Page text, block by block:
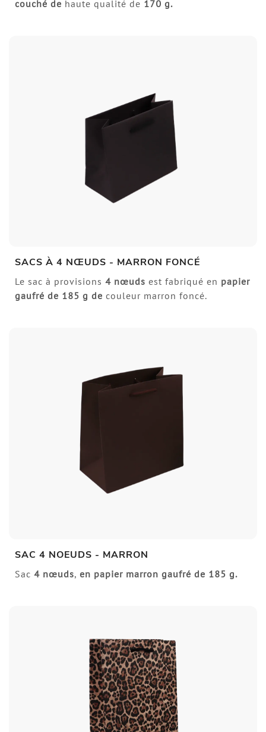
couché de haute qualité de 170 g.
SACS À 4 NŒUDS - MARRON FONCÉ
Le sac à provisions 4 nœuds est fabriqué en papier
gaufré de 185 g de couleur marron foncé.
SAC 4 NOEUDS - MARRON
Sac 4 nœuds, en papier marron gaufré de 185 g.